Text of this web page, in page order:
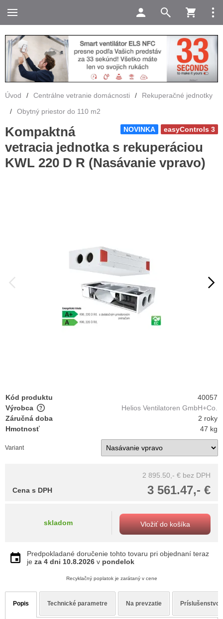
Úvod / Centrálne vetranie domácnosti /
Rekuperačné jednotky
/
Obytný priestor do 110 m2
easyControls 3
NOVINKA
Kompaktná
vetracia jednotka s rekuperáciou
KWL 220 D R (Nasávanie vpravo)
Kód produktu
40057
Výrobca
Helios Ventilatoren GmbH+Co.
Záručná doba
2 roky
Hmotnosť
47 kg
Variant
2 895.50,- € bez DPH
3 561.47,- €
Cena s DPH
skladom Vložiť do košíka
Predpokladané doručenie tohto tovaru pri objednaní teraz
je za 4 dni 10.8.2026 v pondelok
Recyklačný poplatok je zarátaný v cene
Popis Technické parametre Na prevzatie Príslušenstvo